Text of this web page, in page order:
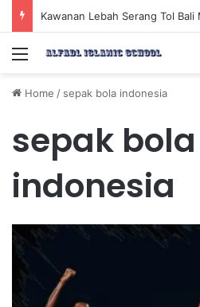
Menu
Home / sepak bola indonesia
sepak bola
indonesia